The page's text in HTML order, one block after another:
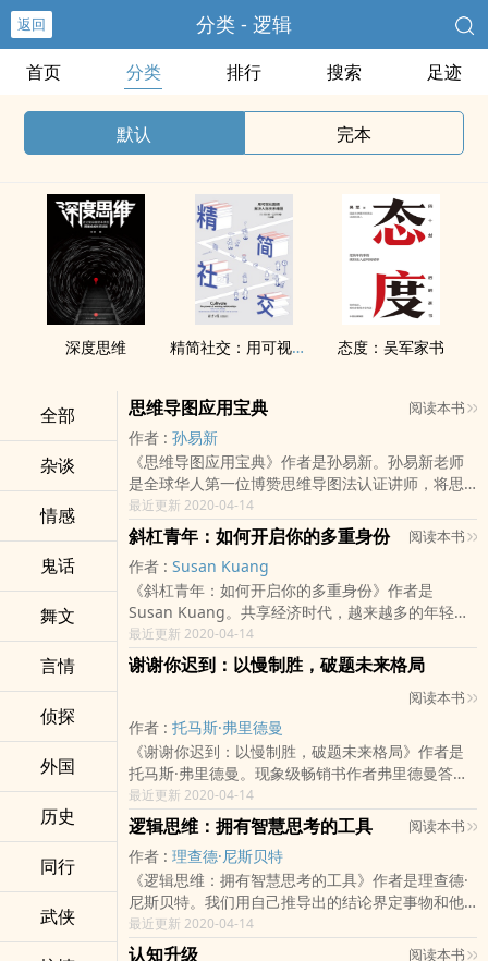
返回 分类 - 逻辑
首页 分类 排行 搜索 足迹
默认 完本
深度思维 精简社交：用可视化图谱解决人际关系难题 态度：吴军家书
全部
杂谈
情感
鬼话
舞文
言情
侦探
外国
历史
同行
武侠
思维导图应用宝典 阅读本书
作者 : 孙易新
《思维导图应用宝典》作者是孙易新。孙易新老师
是全球华人第一位博赞思维导图法认证讲师，将思
维导图法正式引进华人世界的第一人。他集结了20
多年来实际运用思维导图法与丰富的教学经验，不
仅提出更精进灵活的实用技巧，更阐述思维导图法
能增进心智思考模式的背景知识。书内丰富详尽的
图片解说，与扎实的文字叙述相辅相成，读者可从
各项操作定义中，逐一了解实务运用的原则、技巧
与步骤。无论是学习还是工作，思维导图法能帮助
你发挥学习潜能、提升能力、拥有自信！
最近更新 2020-04-14
斜杠青年：如何开启你的多重身份 阅读本书
作者 : Susan Kuang
《斜杠青年：如何开启你的多重身份》作者是
Susan Kuang。共享经济时代，越来越多的年轻人
不再满足于单一职业和身份的束缚，开始选择一种
能够拥有多重职业、身份的多元生活。自由职业
者、兼职者，或是利用业余才艺优势做喜欢的事情
的人，他们都拥有一个共同的名字Slash/斜杠青
年。Slash不是简单的身兼数职，而是主业之外拓展
多元化的专长，充分挖掘你的职场潜能。现在的业
余爱好，未来可能就是你谋生的手段。
最近更新 2020-04-14
谢谢你迟到：以慢制胜，破题未来格局
阅读本书
作者 : 托马斯·弗里德曼
《谢谢你迟到：以慢制胜，破题未来格局》作者是
托马斯·弗里德曼。现象级畅销书作者弗里德曼答所
有人的疑问：在不断加速的世界里，如何笑到最
后！本书是《纽约时报》专栏记者、全球畅销书
《世界是平的》作者托马斯.弗里德曼的新著。从一
个充满正能量的乐观主义者角度，他以流程、智慧
的笔触写下正在世界发生的故事，有理有据的告诉
我们：世界正在发生什么？当今世界最重要的三大
力量正在经历前所未有的加速过程：一是市场，尤
其是数字全球化，脸书、阿里巴巴、推特、亚马
最近更新 2020-04-14
逻辑思维：拥有智慧思考的工具 阅读本书
作者 : 理查德·尼斯贝特
《逻辑思维：拥有智慧思考的工具》作者是理查德·
尼斯贝特。我们用自己推导出的结论界定事物和他
人，却不知其中的逻辑常常存在缺陷，以至错误的
结论带来负面效果与损失。科学和哲学概念可以帮
最近更新 2020-04-14
认知升级 阅读本书